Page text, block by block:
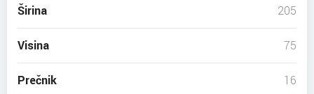
Širina 205
Visina 75
Prečnik 16